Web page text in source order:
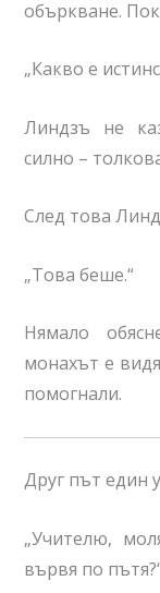
объркване.
„Какво е
Линдзъ не
силно –
След това
„Това беше.“
Нямало
монахът е
помогнали.
Друг път един
„Учителю,
вървя по